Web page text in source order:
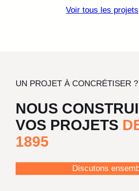
Voir tous les projets
UN PROJET À CONCRÉTISER ?
NOUS
VOS PROJETS
1895
Discutons